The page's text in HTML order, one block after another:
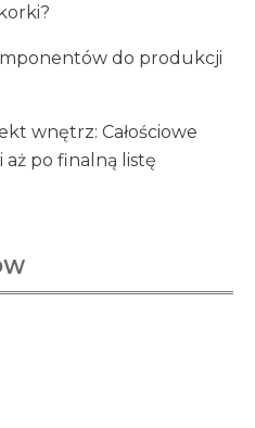
do produkcji
wnętrz: Całościowe
po finalną listę